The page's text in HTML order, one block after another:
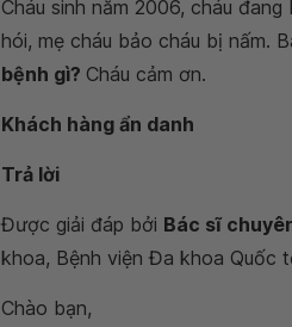
Cháu sinh năm 2006, cháu
hói, mẹ cháu bảo cháu bị nấm.
bệnh gì? Cháu cảm ơn.
Khách hàng ẩn danh
Trả lời
Được giải đáp bởi Bác sĩ
khoa, Bệnh viện Đa khoa Quốc
Chào bạn,